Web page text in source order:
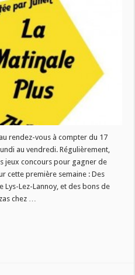
cadeaux
dans
la
Matinale
Plus
rendez-vous à compter du 17
au vendredi. Régulièrement,
jeux concours pour gagner de
cette première semaine : Des
Lys-Lez-Lannoy, et des bons de
chez …